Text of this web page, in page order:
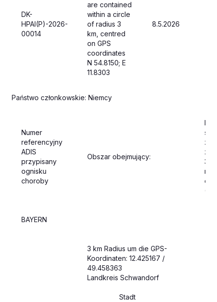
DK-
HPAI(P)-2026-
00014
are contained
within a circle
of radius 3
km, centred
on GPS
coordinates
N 54.8150; E
11.8303
8.5.2026
Państwo członkowskie: Niemcy
Numer
referencyjny
ADIS
przypisany
ognisku
choroby
Obszar obejmujący:
39
BAYERN
3 km Radius um die GPS-
Koordinaten: 12.425167 /
49.458363
Landkreis Schwandorf
Stadt